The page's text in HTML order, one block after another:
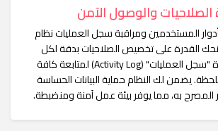
الصلاحيات والوصول الآمن
المستخدمين ومراقبة سجل العمليات نظام
القدرة على تخصيص الصلاحيات بدقة لكل
موظف، مع ميزة "سجل العمليات" (Activity Log) لمتابعة كافة
يضمن لك النظام حماية البيانات الحساسة
به، مما يوفر بيئة عمل آمنة ومنضبطة.